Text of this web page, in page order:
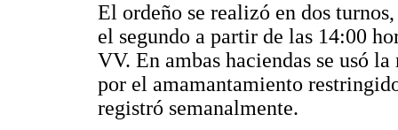
El ordeño se realizó en dos
el segundo a partir de las 14:00
VV. En ambas haciendas se usó
por el amamantamiento
registró semanalmente.